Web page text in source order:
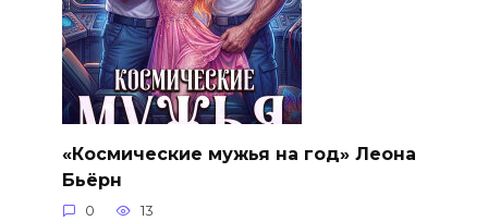
«Космические мужья на год» Леона
Бьёрн
0 13